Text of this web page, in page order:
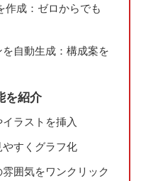
成：ゼロからでも
自動生成：構成案を
を紹介
ラストを挿入
すくグラフ化
囲気をワンクリック